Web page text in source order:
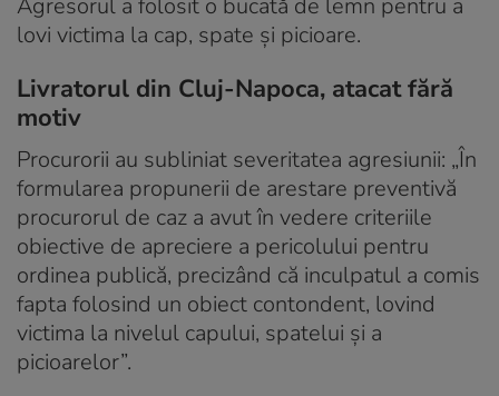
lovi victima la cap, spate și picioare.
Livratorul din Cluj-Napoca, atacat fără
motiv
Procurorii au subliniat severitatea agresiunii: „În
formularea propunerii de arestare preventivă
procurorul de caz a avut în vedere criteriile
obiective de apreciere a pericolului pentru
ordinea publică, precizând că inculpatul a comis
fapta folosind un obiect contondent, lovind
victima la nivelul capului, spatelui şi a
picioarelor”.